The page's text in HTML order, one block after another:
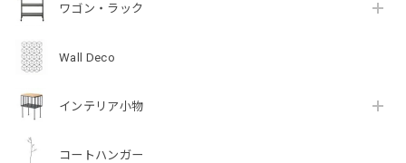
ワゴン・ラック
Wall Deco
インテリア小物
コートハンガー